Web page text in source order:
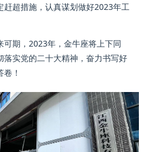
赶超措施，认真谋划做好2023年工
期，2023年，金牛座将上下同
实党的二十大精神，奋力书写好
！